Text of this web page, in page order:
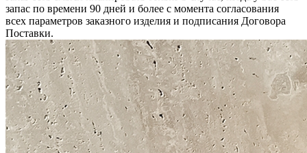
запас по времени 90 дней и более с момента согласования
всех параметров заказного изделия и подписания Договора
Поставки.